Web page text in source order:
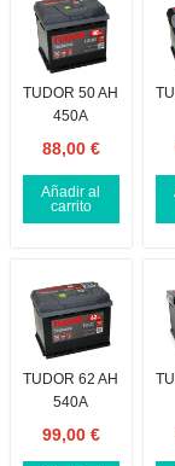
TUDOR 50 AH
450A
88,00 €
Añadir al
carrito
TUDOR 62 AH
540A
99,00 €